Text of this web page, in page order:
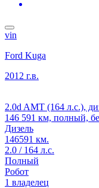
vin
Ford Kuga
2012 г.в.
2.0d AMT (164 л.с.),
146 591 км, полный,
Дизель
146591 км.
2.0 / 164 л.с.
Полный
Робот
1 владелец